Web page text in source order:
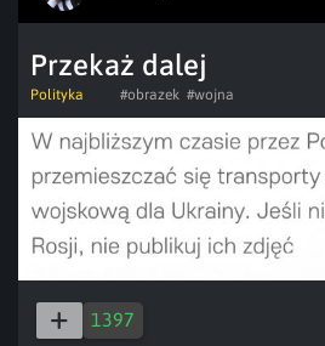
Przekaż dalej
Polityka #obrazek #wojna
1397